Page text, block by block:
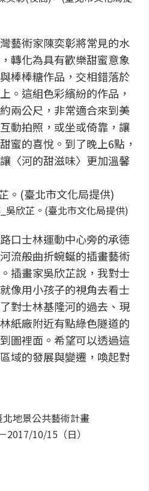
藝術家陳奕彰將常見的水
轉化為具有歡樂甜蜜意象
棒棒糖作品，交相錯落於
。這組色彩繽紛的作品，
兩公尺，非常適合來到美
動拍照，或坐或倚靠，讓
蜜的喜悅。到了晚上6點，
〈河的甜滋味〉更加溫馨
吳欣芷。(臺北市文化局提供)
口士林運動中心旁的承德
流般曲折蜿蜒的插畫藝術
插畫家吳欣芷說，我對士
像用小孩子的視角去看士
對士林基隆河的過去、現
紙廠附近有點綠色隧道的
圖裡面。希望可以透過這
域的發展與變遷，喚起對
地景公共藝術計畫
10/15（日）